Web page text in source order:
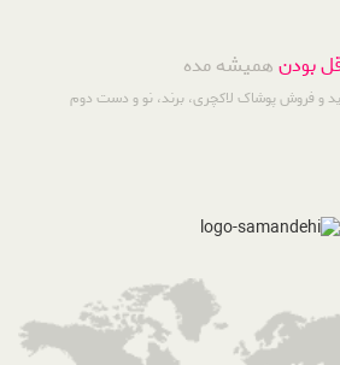
بودنهمیشه مده
و فروش پوشاک لاکچری، برند، نو و دست دوم